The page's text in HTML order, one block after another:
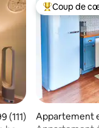
moyenne sur la
(111)
Coups de
Coup de
Appartement